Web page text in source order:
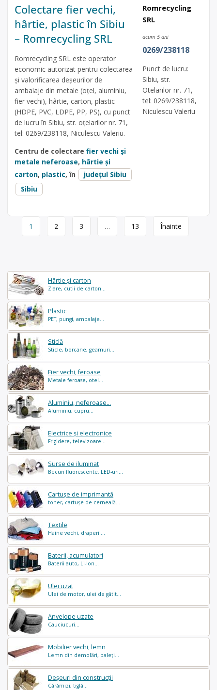
Hârtie și carton
Ziare, cutii de carton...
Plastic
PET, pungi, ambalaje...
Sticlă
Sticle, borcane, geamuri...
Fier vechi, feroase
Metale feroase, otel...
Aluminiu, neferoase...
Aluminiu, cupru...
Electrice și electronice
Frigidere, televizoare...
Surse de iluminat
Becuri fluorescente, LED-uri...
Cartușe de imprimantă
toner, cartușe de cerneală...
Textile
Haine vechi, draperii...
Baterii, acumulatori
Baterii auto, Li-Ion...
Ulei uzat
Ulei de motor, ulei de gătit...
Anvelope uzate
Cauciucuri...
Mobilier vechi, lemn
Lemn din demolări, paleți...
Deșeuri din construcții
Cărămizi, tiglă...
Colectare fier vechi,
hârtie, plastic în Sibiu
– Romrecycling SRL
Romrecycling SRL este operator
economic autorizat pentru colectarea
și valorificarea deșeurilor de
ambalaje din metale (oțel, aluminiu,
fier vechi), hârtie, carton, plastic
(HDPE, PVC, LDPE, PP, PS), cu punct
de lucru în Sibiu, str. oțelarilor nr. 71,
tel: 0269/238118, Niculescu Valeriu.
Centru de colectare fier vechi și
metale neferoase, hârtie și
carton, plastic, în
județul Sibiu
Sibiu
Romrecycling
SRL
acum 5 ani
0269/238118
Punct de lucru:
Sibiu, str.
Otelarilor nr. 71,
tel: 0269/238118,
Niculescu Valeriu
Page
1 2 3 … 13 Înainte